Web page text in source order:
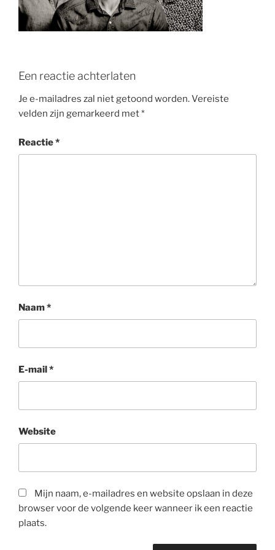
k
Een reactie achterlaten
Je e-mailadres zal niet getoond worden.Vereiste
velden zijn gemarkeerd met*
Reactie*
Naam*
E-mail*
Website
Mijn naam, e-mailadres en website opslaan in deze
browser voor de volgende keer wanneer ik een reactie
plaats.